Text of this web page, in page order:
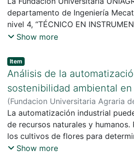
departamento de Ingeniería
nivel 4, “TÉCNICO EN
brechas del capital humano del
directrices del Ministerio de
curriculares basados en
Show more
Item
Análisis de la
sostenibilidad ambiental
(Fundacion Universitaria Agraria
Sebastián;Bautista Segura , John
La automatización industrial
de recursos naturales y
los cultivos de flores para
medio ambiente, identificando
Show more